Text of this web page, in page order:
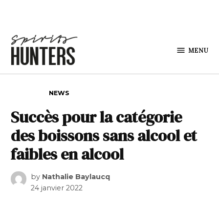
MENU
NEWS
Succès pour la catégorie
des boissons sans alcool et
faibles en alcool
by Nathalie Baylaucq
24 janvier 2022